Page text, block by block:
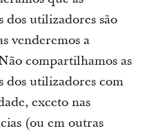
dos utilizadores são
venderemos a
compartilhamos as
dos utilizadores com
exceto nas
(ou em outras